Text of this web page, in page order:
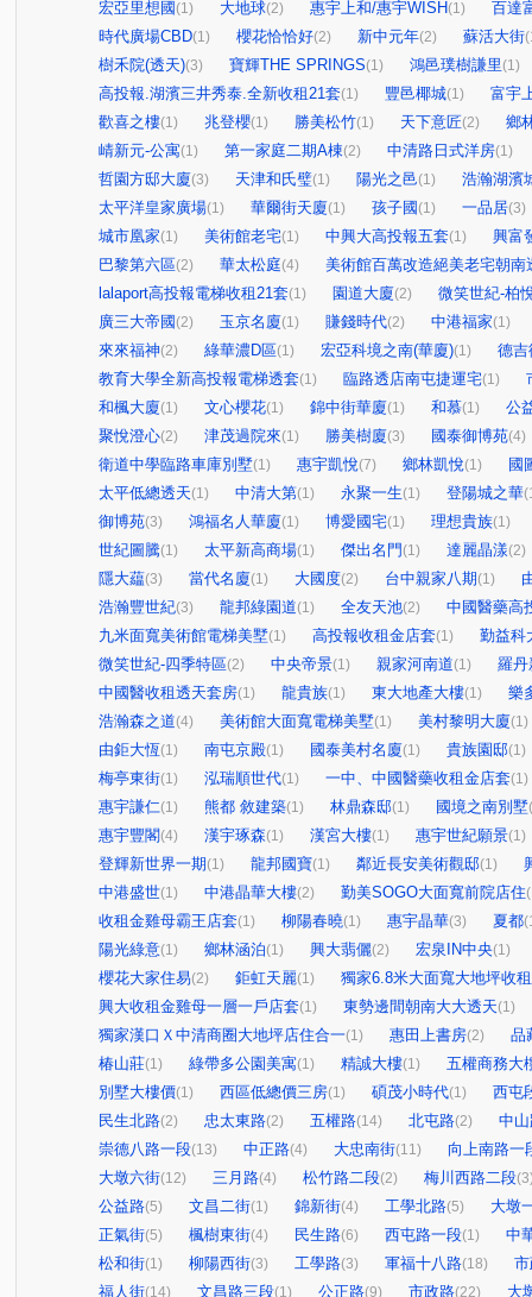
宏亞里想國 (1) 大地球(2) 惠宇上和/惠宇WISH(1)
百達
時代廣場CBD(1) 櫻花恰恰好(2) 新中元年(2) 蘇活大街
樹禾院(透天)(3) 寶輝THE SPRINGS(1) 鴻邑璞樹謙里(1)
高投報.湖濱三井秀泰.全新收租21套(1) 豐邑椰城(1)
富宇
歡喜之樓(1) 兆登櫻(1) 勝美松竹(1) 天下意匠(2)
鄉
崝新元-公寓(1) 第一家庭二期A棟(2) 中清路日式洋房(1)
哲園方邸大廈(3) 天津和氏璧(1) 陽光之邑(1)
浩瀚湖濱
太平洋皇家廣場(1) 華爾街天廈(1) 孩子國 (1) 一品居(3)
城市凰家(1) 美術館老宅(1) 中興大高投報五套(1)
興富
巴黎第六區(2) 華太松庭(4)
美術館百萬改造絕美老宅朝南
lalaport高投報電梯收租21套(1) 園道大廈(2)
微笑世紀-柏
廣三大帝國 (2) 玉京名廈(1) 賺錢時代(2) 中港福家(1)
來來福神(2) 綠華濃D區(1) 宏亞科境之南(華廈)(1)
德吉
教育大學全新高投報電梯透套(1) 臨路透店南屯捷運宅(1)
和楓大廈(1) 文心櫻花(1) 錦中街華廈(1) 和慕(1)
公
聚悅澄心(2) 津茂過院來(1) 勝美樹廈(3) 國泰御博苑(4)
衛道中學臨路車庫別墅(1) 惠宇凱悅(7) 鄉林凱悅(1)
國
太平低總透天(1) 中清大第(1) 永聚一生(1) 登陽城之華
御博苑(3) 鴻福名人華廈(1) 博愛國宅(1) 理想貴族(1)
世紀圖騰(1) 太平新高商場(1) 傑出名門 (1) 達麗晶漾(2)
隱大藴(3) 當代名廈(1) 大國度(2) 台中親家八期(1)
浩瀚豐世紀(3) 龍邦綠園道(1) 全友天池(2)
中國醫藥高
九米面寬美術館電梯美墅(1) 高投報收租金店套(1)
勤益科
微笑世紀-四季特區(2) 中央帝景(1) 親家河南道(1)
羅丹
中國醫收租透天套房(1) 龍貴族(1) 東大地產大樓(1)
樂
浩瀚森之道(4) 美術館大面寬電梯美墅(1) 美村黎明大廈(1)
由鉅大恆(1) 南屯京殿(1) 國泰美村名廈(1) 貴族園邸(1)
梅亭東街(1) 泓瑞順世代(1) 一中、中國醫藥收租金店套(1)
惠宇謙仁(1) 熊都 敘建築(1) 林鼎森邸(1) 國境之南別墅
惠宇豐閣(4) 漢宇琢森(1) 漢宮大樓(1) 惠宇世紀願景(1)
登輝新世界一期(1) 龍邦國寶(1) 鄰近長安美術觀邸(1)
中港盛世(1) 中港晶華大樓(2) 勤美SOGO大面寬前院店住
收租金雞母霸王店套(1) 柳陽春曉(1) 惠宇晶華(3) 夏都
陽光綠意(1) 鄉林涵泊(1) 興大翡儷(2) 宏泉IN中央(1)
櫻花大家住易(2) 鉅虹天麗(1)
獨家6.8米大面寬大地坪收
興大收租金雞母一層一戶店套(1) 東勢邊間朝南大大透天(1)
獨家漢口Ｘ中清商圈大地坪店住合一(1) 惠田上書房(2)
品
椿山莊(1) 綠帶多公園美寓(1) 精誠大樓(1)
五權商務大
別墅大樓價(1) 西區低總價三房(1) 碩茂小時代(1)
西屯
民生北路(2) 忠太東路(2) 五權路(14) 北屯路(2)
中
崇德八路一段(13) 中正路(4) 大忠南街(11)
向上南路一
大墩六街(12) 三月路(4) 松竹路二段(2) 梅川西路二段
公益路(5) 文昌二街(1) 錦新街(4) 工學北路(5)
大墩
正氣街(5) 楓樹東街(4) 民生路(6) 西屯路一段(1)
中
松和街(1) 柳陽西街(3) 工學路(3) 軍福十八路(18)
福人街(14) 文昌路三段(1) 公正路(9) 市政路(22)
大